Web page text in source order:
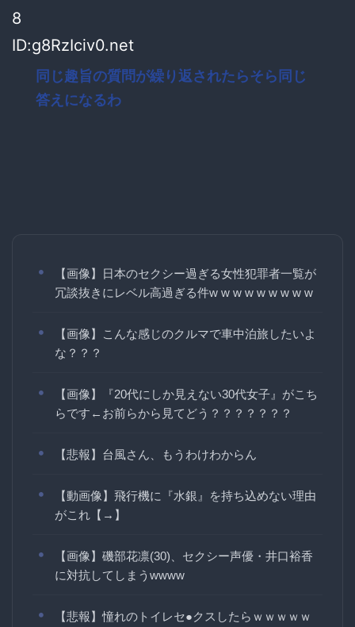
8
ID:g8RzIciv0.net
同じ趣旨の質問が繰り返されたらそら同じ
答えになるわ
【画像】日本のセクシー過ぎる女性犯罪者一覧が
冗談抜きにレベル高過ぎる件w w w w w w w w w
【画像】こんな感じのクルマで車中泊旅したいよ
な？？？
【画像】『20代にしか見えない30代女子』がこち
らです←お前らから見てどう？？？？？？？
【悲報】台風さん、もうわけわからん
【動画像】飛行機に『水銀』を持ち込めない理由
がこれ【→】
【画像】磯部花凛(30)、セクシー声優・井口裕香
に対抗してしまうwwww
【悲報】憧れのトイレセ●クスしたらｗｗｗｗｗ